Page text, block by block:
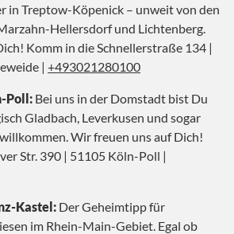
in Treptow-Köpenick – unweit von den
Hellersdorf und Lichtenberg.
Komm in die Schnellerstraße 134 |
| +493021280100
Poll: Bei uns in der Domstadt bist Du
Gladbach, Leverkusen und sogar
Wir freuen uns auf Dich!
Str. 390 | 51105 Köln-Poll |
Kastel: Der Geheimtipp für
im Rhein-Main-Gebiet. Egal ob